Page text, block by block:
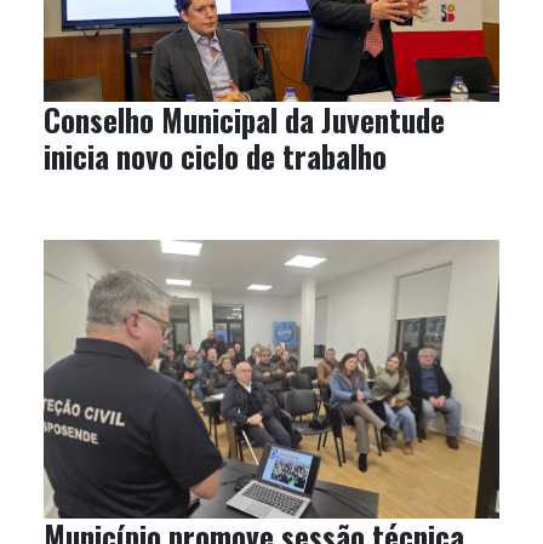
Conselho Municipal da Juventude
inicia novo ciclo de trabalho